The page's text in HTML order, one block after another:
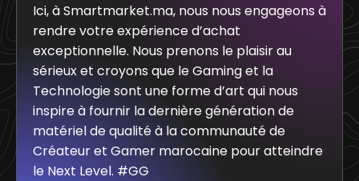
Ici, à Smartmarket.ma, nous nous engageons à
rendre votre expérience d’achat
exceptionnelle. Nous prenons le plaisir au
sérieux et croyons que le Gaming et la
Technologie sont une forme d’art qui nous
inspire à fournir la dernière génération de
matériel de qualité à la communauté de
Créateur et Gamer marocaine pour atteindre
le Next Level. #GG